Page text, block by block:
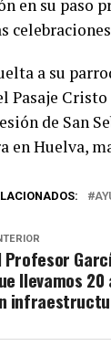
en su paso
a su
Pasaje
de San
en Huelva,
Profesor
llevamos